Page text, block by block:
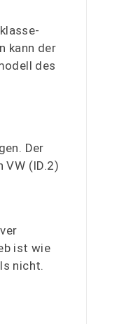
kann der
des
Der
VW (ID.2)
ist wie
nicht.